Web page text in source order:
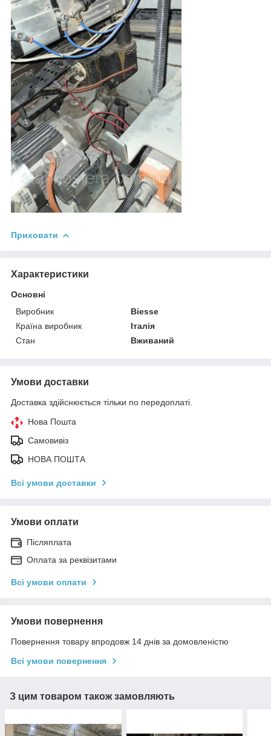
Приховати
Характеристики
Основні
Виробник
Biesse
Країна виробник
Італія
Стан
Вживаний
Умови доставки
Доставка здійснюється тільки по передоплаті.
Нова Пошта
Самовивіз
НОВА ПОШТА
Всі умови доставки
Умови оплати
Післяплата
Оплата за реквізитами
Всі умови оплати
Умови повернення
Повернення товару впродовж 14 днів за домовленістю
Всі умови повернення
З цим товаром також замовляють